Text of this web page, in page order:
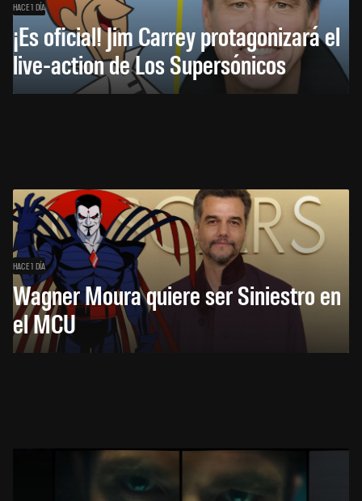
HACE 1 DÍA
¡Es oficial! Jim Carrey protagonizará el
live-action de Los Supersónicos
HACE 1 DÍA
Wagner Moura quiere ser Siniestro en
el MCU